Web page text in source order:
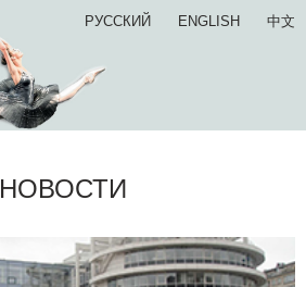
РУССКИЙ ENGLISH 中文
НОВОСТИ